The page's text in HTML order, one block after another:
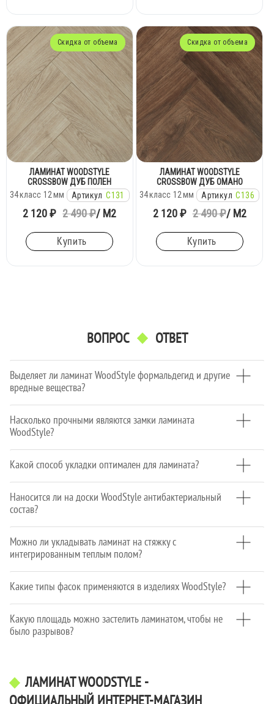
Скидка от объема
ЛАМИНАТ WOODSTYLE
CROSSBOW ДУБ ПОЛЕН
Артикул C131
класс
34 мм
12
2 120 ₽ 2 490 ₽/ М2
Купить
Скидка от объема
ЛАМИНАТ WOODSTYLE
CROSSBOW ДУБ ОМАНО
Артикул C136
класс
34 мм
12
2 120 ₽ 2 490 ₽/ М2
Купить
ВОПРОС ОТВЕТ
Выделяет ли ламинат WoodStyle формальдегид и другие
вредные вещества?
Насколько прочными являются замки ламината
WoodStyle?
Какой способ укладки оптимален для ламината?
Наносится ли на доски WoodStyle антибактериальный
состав?
Можно ли укладывать ламинат на стяжку с
интегрированным теплым полом?
Какие типы фасок применяются в изделиях WoodStyle?
Какую площадь можно застелить ламинатом, чтобы не
было разрывов?
ЛАМИНАТ WOODSTYLE -
ОФИЦИАЛЬНЫЙ ИНТЕРНЕТ-МАГАЗИН